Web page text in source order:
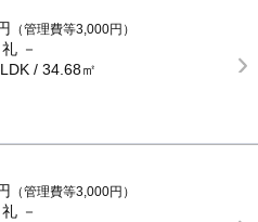
（管理費等3,000円）
－
/ 34.68㎡
（管理費等3,000円）
－